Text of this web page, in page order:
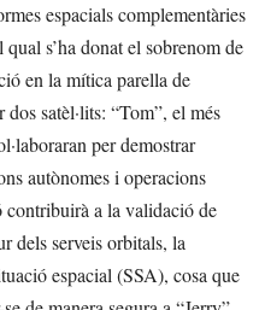
espacials complementàries
s’ha donat el sobrenom de
en la mítica parella de
satèl·lits: “Tom”, el més
per demostrar
autònomes i operacions
contribuirà a la validació de
dels serveis orbitals, la
espacial (SSA), cosa que